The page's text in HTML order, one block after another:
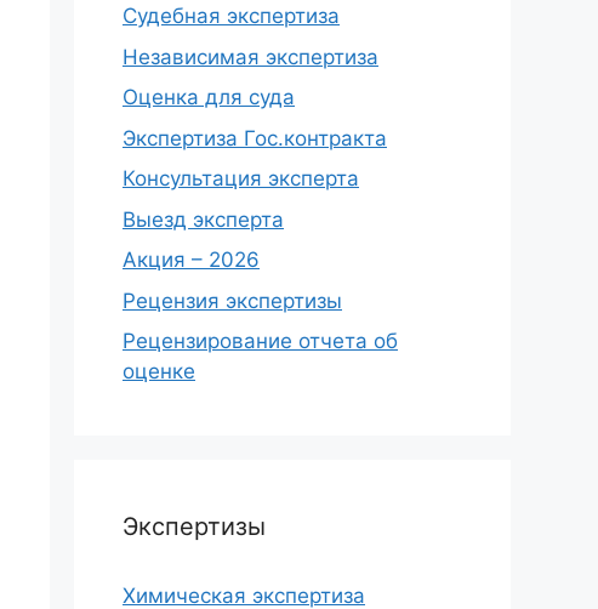
Судебная экспертиза
Независимая экспертиза
Оценка для суда
Экспертиза Гос.контракта
Консультация эксперта
Выезд эксперта
Акция – 2026
Рецензия экспертизы
Рецензирование отчета об
оценке
Экспертизы
Химическая экспертиза